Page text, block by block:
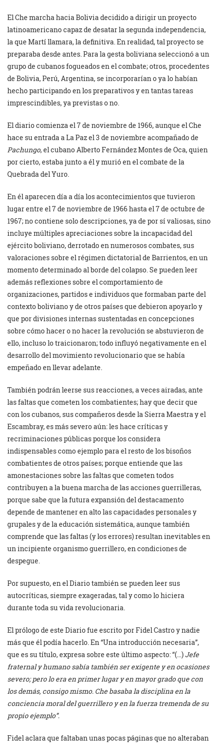
El Che marcha hacia Bolivia decidido a dirigir un proyecto
latinoamericano capaz de desatar la segunda independencia,
la que Martí llamara, la definitiva. En realidad, tal proyecto se
preparaba desde antes. Para la gesta boliviana seleccionó a un
grupo de cubanos fogueados en el combate; otros, procedentes
de Bolivia, Perú, Argentina, se incorporarían o ya lo habían
hecho participando en los preparativos y en tantas tareas
imprescindibles, ya previstas o no.
El diario comienza el 7 de noviembre de 1966, aunque el Che
hace su entrada a La Paz el 3 de noviembre acompañado de
Pachungo, el cubano Alberto Fernández Montes de Oca, quien
por cierto, estaba junto a él y murió en el combate de la
Quebrada del Yuro.
En él aparecen día a día los acontecimientos que tuvieron
lugar entre el 7 de noviembre de 1966 hasta el 7 de octubre de
1967; no contiene solo descripciones, ya de por sí valiosas, sino
incluye múltiples apreciaciones sobre la incapacidad del
ejército boliviano, derrotado en numerosos combates, sus
valoraciones sobre el régimen dictatorial de Barrientos, en un
momento determinado al borde del colapso. Se pueden leer
además reflexiones sobre el comportamiento de
organizaciones, partidos e individuos que formaban parte del
contexto boliviano y de otros países que debieron apoyarlo y
que por divisiones internas sustentadas en concepciones
sobre cómo hacer o no hacer la revolución se abstuvieron de
ello, incluso lo traicionaron; todo influyó negativamente en el
desarrollo del movimiento revolucionario que se había
empeñado en llevar adelante.
También podrán leerse sus reacciones, a veces airadas, ante
las faltas que cometen los combatientes; hay que decir que
con los cubanos, sus compañeros desde la Sierra Maestra y el
Escambray, es más severo aún: les hace críticas y
recriminaciones públicas porque los considera
indispensables como ejemplo para el resto de los bisoños
combatientes de otros países; porque entiende que las
amonestaciones sobre las faltas que cometen todos
contribuyen a la buena marcha de las acciones guerrilleras,
porque sabe que la futura expansión del destacamento
depende de mantener en alto las capacidades personales y
grupales y de la educación sistemática, aunque también
comprende que las faltas (y los errores) resultan inevitables en
un incipiente organismo guerrillero, en condiciones de
despegue.
Por supuesto, en el Diario también se pueden leer sus
autocríticas, siempre exageradas, tal y como lo hiciera
durante toda su vida revolucionaria.
El prólogo de este Diario fue escrito por Fidel Castro y nadie
más que él podía hacerlo. En “Una introducción necesaria”,
que es su título, expresa sobre este último aspecto: “(…) Jefe
fraternal y humano sabía también ser exigente y en ocasiones
severo; pero lo era en primer lugar y en mayor grado que con
los demás, consigo mismo. Che basaba la disciplina en la
conciencia moral del guerrillero y en la fuerza tremenda de su
propio ejemplo”.
Fidel aclara que faltaban unas pocas páginas que no alteraban